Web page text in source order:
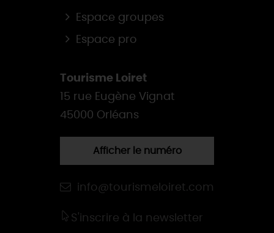
Espace groupes
Espace pro
Tourisme Loiret
15 rue Eugène Vignat
45000 Orléans
Afficher le numéro
info@tourismeloiret.com
S'inscrire à la newsletter